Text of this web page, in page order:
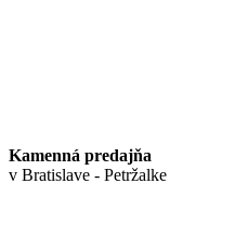
Kamenná predajňa
v Bratislave - Petržalke